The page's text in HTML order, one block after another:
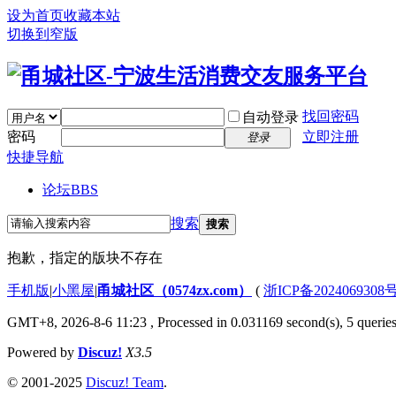
设为首页收藏本站
切换到窄版
自动登录 找回密码
密码
登录
立即注册
快捷导航
论坛BBS
搜索 搜索
抱歉，指定的版块不存在
手机版|小黑屋|甬城社区（0574zx.com） ( 浙ICP备2024069308
GMT+8, 2026-8-6 11:23 , Processed in 0.031169 second(s), 5
Powered by Discuz! X3.5
© 2001-2025 Discuz! Team.